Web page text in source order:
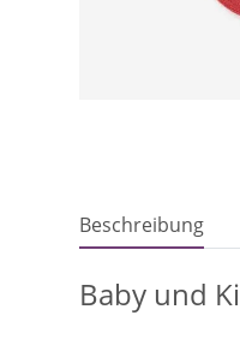
Beschreibung
Baby und